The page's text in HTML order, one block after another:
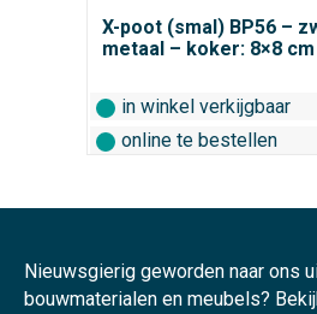
X-poot (smal) BP56 –
metaal – koker: 8×8 cm
in winkel verkijgbaar
online te bestellen
Nieuwsgierig geworden naar ons
bouwmaterialen en meubels?